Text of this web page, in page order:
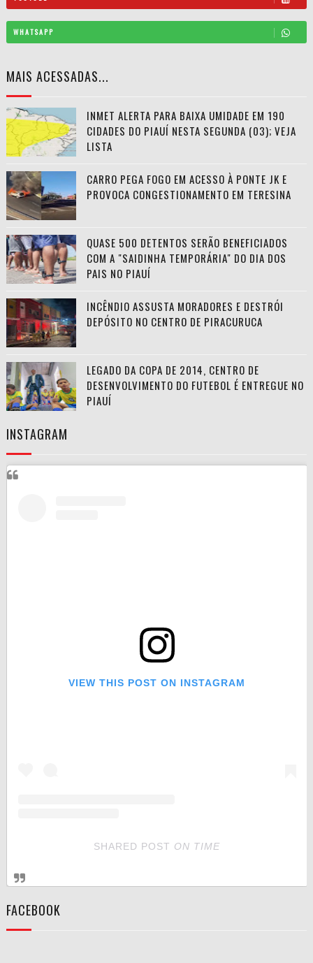
WHATSAPP
MAIS ACESSADAS...
INMET ALERTA PARA BAIXA UMIDADE EM 190
CIDADES DO PIAUÍ NESTA SEGUNDA (03); VEJA
LISTA
CARRO PEGA FOGO EM ACESSO À PONTE JK E
PROVOCA CONGESTIONAMENTO EM TERESINA
QUASE 500 DETENTOS SERÃO BENEFICIADOS
COM A "SAIDINHA TEMPORÁRIA" DO DIA DOS
PAIS NO PIAUÍ
INCÊNDIO ASSUSTA MORADORES E DESTRÓI
DEPÓSITO NO CENTRO DE PIRACURUCA
LEGADO DA COPA DE 2014, CENTRO DE
DESENVOLVIMENTO DO FUTEBOL É ENTREGUE NO
PIAUÍ
INSTAGRAM
VIEW THIS POST ON INSTAGRAM
SHARED POST ON TIME
FACEBOOK